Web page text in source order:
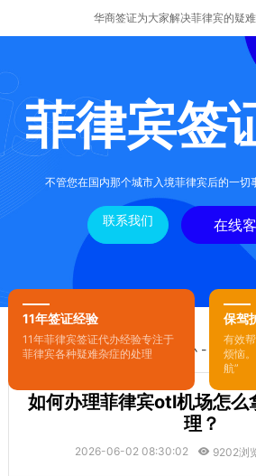
华商签证为大家解决菲律宾的疑
菲律宾签
不管您在国内那个城市入境菲律宾后的一切
联系我们 在线
11年签证经验
11年菲律宾签证代办经验专注于
菲律宾各种疑难杂症的处理
保驾
有效
烦恼
航”
您的位置：首页-菲律宾签证代办- 正文
如何办理菲律宾otl机场怎么
理？
2026-06-02 08:30:02 9202浏